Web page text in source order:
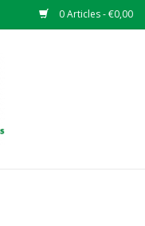
0 Articles - €0,00